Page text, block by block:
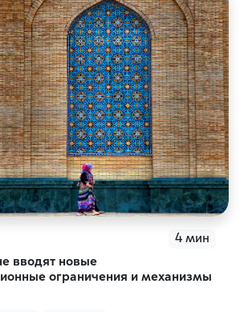
4 мин
вводят новые
ограничения и механизмы